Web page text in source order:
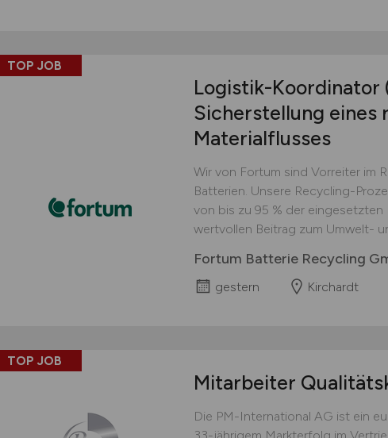
TOP JOB
Logistik-Koordinator
Sicherstellung eines
Materialflusses
Wir von Fortum sind Vorreiter im
Batterien. Unsere Recycling-
von bis zu 95 % der eingesetzten
wertvollen Beitrag zum Umwelt-
Fortum Batterie Recycling
gestern Kirchardt
TOP JOB
Mitarbeiter
Die PM-International AG ist ein